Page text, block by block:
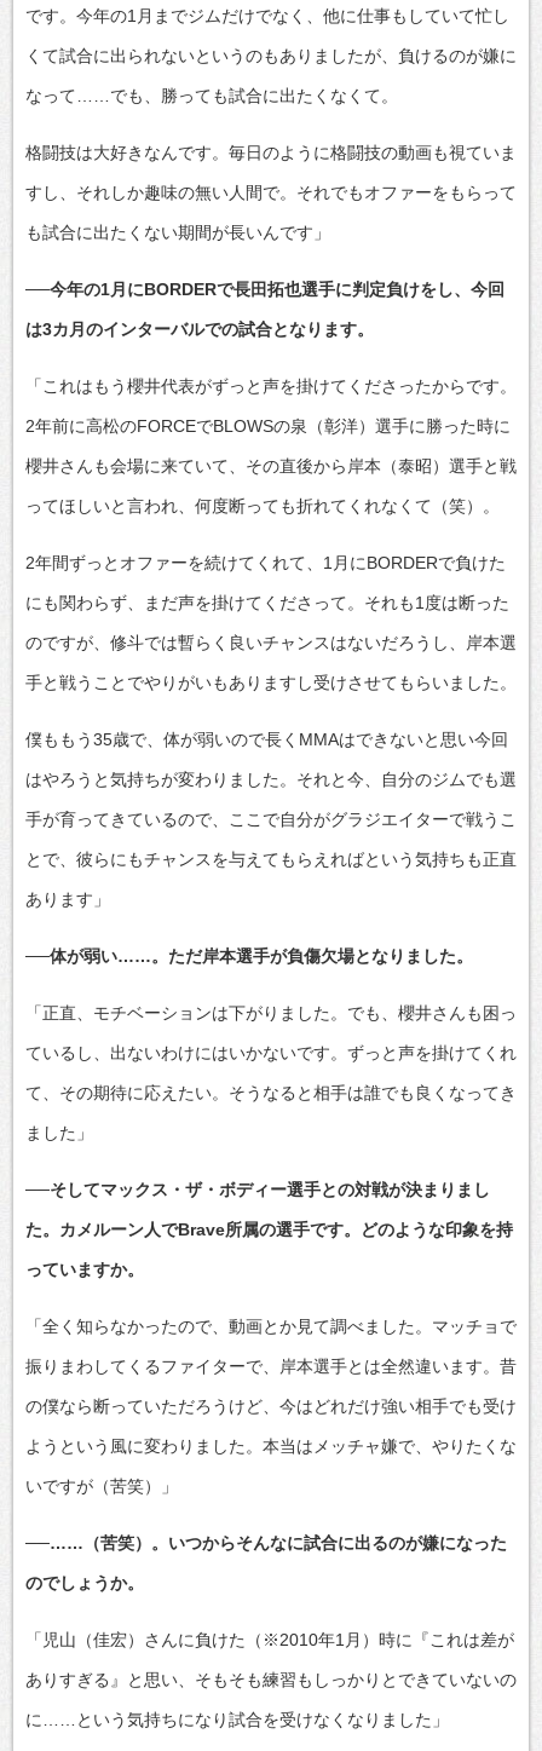
です。今年の1月までジムだけでなく、他に仕事もしていて忙し
くて試合に出られないというのもありましたが、負けるのが嫌に
なって……でも、勝っても試合に出たくなくて。
格闘技は大好きなんです。毎日のように格闘技の動画も視ていま
すし、それしか趣味の無い人間で。それでもオファーをもらって
も試合に出たくない期間が長いんです」
──今年の1月にBORDERで長田拓也選手に判定負けをし、今回
は3カ月のインターバルでの試合となります。
「これはもう櫻井代表がずっと声を掛けてくださったからです。
2年前に高松のFORCEでBLOWSの泉（彰洋）選手に勝った時に
櫻井さんも会場に来ていて、その直後から岸本（泰昭）選手と戦
ってほしいと言われ、何度断っても折れてくれなくて（笑）。
2年間ずっとオファーを続けてくれて、1月にBORDERで負けた
にも関わらず、まだ声を掛けてくださって。それも1度は断った
のですが、修斗では暫らく良いチャンスはないだろうし、岸本選
手と戦うことでやりがいもありますし受けさせてもらいました。
僕ももう35歳で、体が弱いので長くMMAはできないと思い今回
はやろうと気持ちが変わりました。それと今、自分のジムでも選
手が育ってきているので、ここで自分がグラジエイターで戦うこ
とで、彼らにもチャンスを与えてもらえればという気持ちも正直
あります」
──体が弱い……。ただ岸本選手が負傷欠場となりました。
「正直、モチベーションは下がりました。でも、櫻井さんも困っ
ているし、出ないわけにはいかないです。ずっと声を掛けてくれ
て、その期待に応えたい。そうなると相手は誰でも良くなってき
ました」
──そしてマックス・ザ・ボディー選手との対戦が決まりまし
た。カメルーン人でBrave所属の選手です。どのような印象を持
っていますか。
「全く知らなかったので、動画とか見て調べました。マッチョで
振りまわしてくるファイターで、岸本選手とは全然違います。昔
の僕なら断っていただろうけど、今はどれだけ強い相手でも受け
ようという風に変わりました。本当はメッチャ嫌で、やりたくな
いですが（苦笑）」
──……（苦笑）。いつからそんなに試合に出るのが嫌になった
のでしょうか。
「児山（佳宏）さんに負けた（※2010年1月）時に『これは差が
ありすぎる』と思い、そもそも練習もしっかりとできていないの
に……という気持ちになり試合を受けなくなりました」